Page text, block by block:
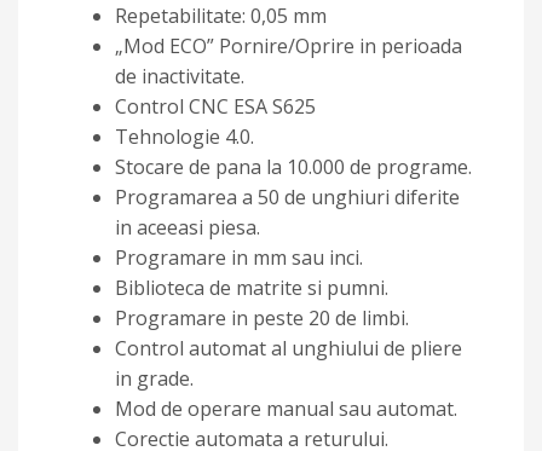
Repetabilitate: 0,05 mm
„Mod ECO” Pornire/Oprire in perioada
de inactivitate.
Control CNC ESA S625
Tehnologie 4.0.
Stocare de pana la 10.000 de programe.
Programarea a 50 de unghiuri diferite
in aceeasi piesa.
Programare in mm sau inci.
Biblioteca de matrite si pumni.
Programare in peste 20 de limbi.
Control automat al unghiului de pliere
in grade.
Mod de operare manual sau automat.
Corectie automata a returului.